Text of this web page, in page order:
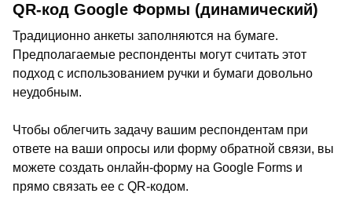
QR-код Google Формы (динамический)
Традиционно анкеты заполняются на бумаге.
Предполагаемые респонденты могут считать этот
подход с использованием ручки и бумаги довольно
неудобным.
Чтобы облегчить задачу вашим респондентам при
ответе на ваши опросы или форму обратной связи, вы
можете создать онлайн-форму на Google Forms и
прямо связать ее с QR-кодом.